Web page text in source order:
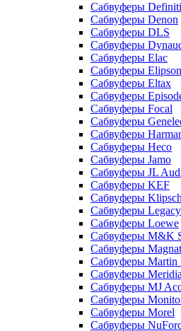
Сабвуферы
Сабвуферы Denon
Сабвуферы DLS
Сабвуферы
Сабвуферы Elac
Сабвуферы Elipson
Сабвуферы Eltax
Сабвуферы
Сабвуферы Focal
Сабвуферы
Сабвуферы
Сабвуферы Heco
Сабвуферы Jamo
Сабвуферы JL
Сабвуферы KEF
Сабвуферы
Сабвуферы
Сабвуферы Loewe
Сабвуферы M&K
Сабвуферы Magnat
Сабвуферы Martin
Сабвуферы
Сабвуферы MJ
Сабвуферы
Сабвуферы Morel
Сабвуферы